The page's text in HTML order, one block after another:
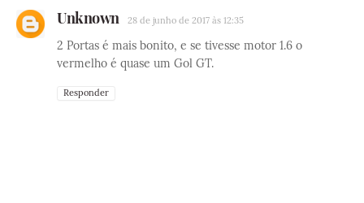
Unknown 28 de junho de 2017 às 12:35
2 Portas é mais bonito, e se tivesse motor 1.6 o
vermelho é quase um Gol GT.
Responder